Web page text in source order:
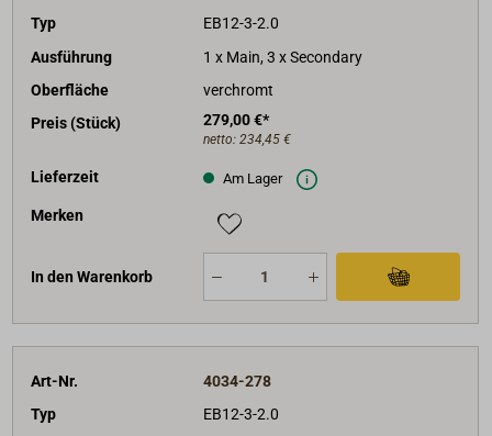
Typ
EB12-3-2.0
Ausführung
1 x Main, 3 x Secondary
Oberfläche
verchromt
Preis (Stück)
279,00 €*
netto: 234,45 €
Lieferzeit Am Lager
Merken
In den Warenkorb
Art-Nr.
4034-278
Typ
EB12-3-2.0